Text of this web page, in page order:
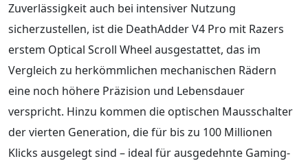
Zuverlässigkeit auch bei intensiver Nutzung
sicherzustellen, ist die DeathAdder V4 Pro mit Razers
erstem Optical Scroll Wheel ausgestattet, das im
Vergleich zu herkömmlichen mechanischen Rädern
eine noch höhere Präzision und Lebensdauer
verspricht. Hinzu kommen die optischen Mausschalter
der vierten Generation, die für bis zu 100 Millionen
Klicks ausgelegt sind – ideal für ausgedehnte Gaming-